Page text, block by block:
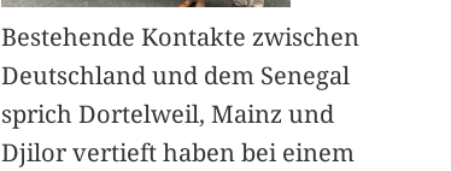
Bestehende Kontakte zwischen
Deutschland und dem Senegal
sprich Dortelweil, Mainz und
Djilor vertieft haben bei einem